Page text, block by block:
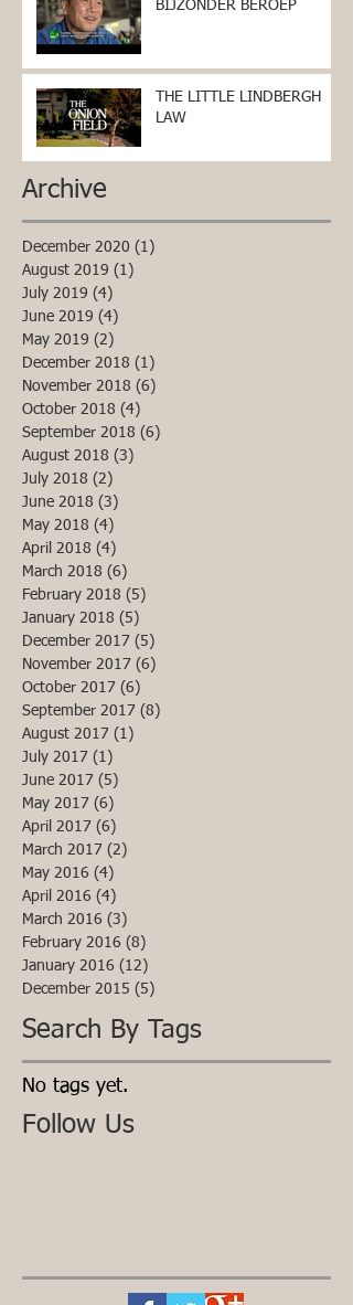
Archive
Search By Tags
Follow Us
BIJZONDER BEROEP
THE LITTLE LINDBERGH
LAW
December 2020 (1)
August 2019 (1)
July 2019 (4)
June 2019 (4)
May 2019 (2)
December 2018 (1)
November 2018 (6)
October 2018 (4)
September 2018 (6)
August 2018 (3)
July 2018 (2)
June 2018 (3)
May 2018 (4)
April 2018 (4)
March 2018 (6)
February 2018 (5)
January 2018 (5)
December 2017 (5)
November 2017 (6)
October 2017 (6)
September 2017 (8)
August 2017 (1)
July 2017 (1)
June 2017 (5)
May 2017 (6)
April 2017 (6)
March 2017 (2)
May 2016 (4)
April 2016 (4)
March 2016 (3)
February 2016 (8)
January 2016 (12)
December 2015 (5)
No tags yet.